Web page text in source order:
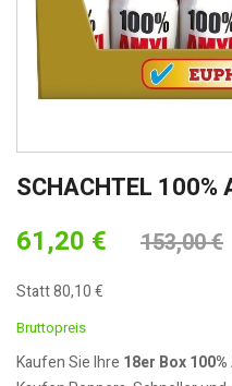
SCHACHTEL 100%
61,20 € 153,00 €
Statt 80,10 €
Bruttopreis
Kaufen Sie Ihre 18er Box